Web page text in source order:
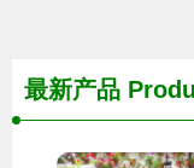
最新产品